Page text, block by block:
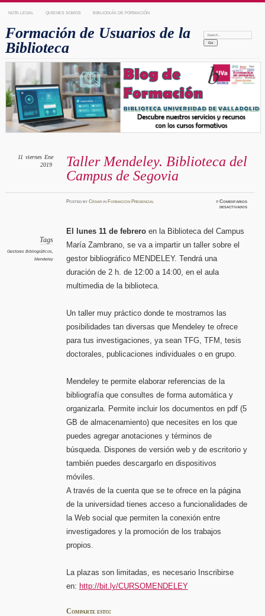
NOTA LEGAL QUIENES SOMOS BIBLIOGUÍA DE FORMACIÓN
Formación de Usuarios de la
Biblioteca
Search:
Taller Mendeley. Biblioteca del
Campus de Segovia
11 viernes Ene
2019
PostedbyCésar inFormación Presencial ≈Comentarios
desactivadosen
Tags
Gestores Bibliográficos,
Mendeley
El lunes 11 de febreroen la Biblioteca del Campus
María Zambrano, se va a impartir un taller sobre el
gestor bibliográfico MENDELEY. Tendrá una
duración de 2 h. de 12:00 a 14:00, en el aula
multimedia de la biblioteca.
Un taller muy práctico donde te mostramos las
posibilidades tan diversas que Mendeley te ofrece
para tus investigaciones, ya sean TFG, TFM, tesis
doctorales, publicaciones individuales o en grupo.
Mendeley te permite elaborar referencias de la
bibliografía que consultes de forma automática y
organizarla. Permite incluir los documentos en pdf (5
GB de almacenamiento) que necesites en los que
puedes agregar anotaciones y términos de
búsqueda. Dispones de versión web y de escritorio y
también puedes descargarlo en dispositivos
móviles.
A través de la cuenta que se te ofrece en la página
de la universidad tienes acceso a funcionalidades de
la Web social que permiten la conexión entre
investigadores y la promoción de los trabajos
propios.
La plazas son limitadas, es necesario Inscribirse
en: http://bit.ly/CURSOMENDELEY
Comparte esto: